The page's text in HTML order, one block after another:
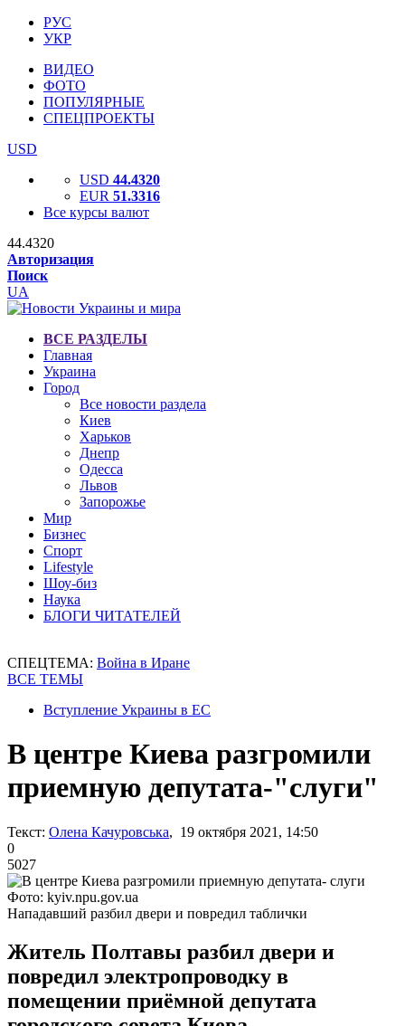
РУС
УКР
ВИДЕО
ФОТО
ПОПУЛЯРНЫЕ
СПЕЦПРОЕКТЫ
USD
USD 44.4320
EUR 51.3316
Все курсы валют
44.4320
Авторизация
Поиск
UA
ВСЕ РАЗДЕЛЫ
Главная
Украина
Город
Все новости раздела
Киев
Харьков
Днепр
Одесса
Львов
Запорожье
Мир
Бизнес
Спорт
Lifestyle
Шоу-биз
Наука
БЛОГИ ЧИТАТЕЛЕЙ
СПЕЦТЕМА: Война в Иране
ВСЕ ТЕМЫ
Вступление Украины в ЕС
В центре Киева разгромили
приемную депутата-"слуги"
Текст: Олена Качуровська, 19 октября 2021, 14:50
0
5027
Фото: kyiv.npu.gov.ua
Нападавший разбил двери и повредил таблички
Житель Полтавы разбил двери и
повредил электропроводку в
помещении приёмной депутата